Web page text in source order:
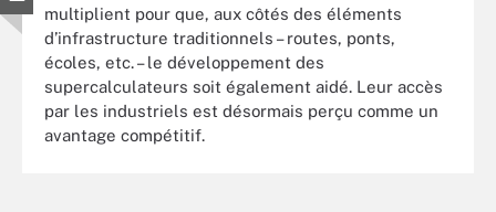
multiplient pour que, aux côtés des éléments
d’infrastructure traditionnels – routes, ponts,
écoles, etc. – le développement des
supercalculateurs soit également aidé. Leur accès
par les industriels est désormais perçu comme un
avantage compétitif.